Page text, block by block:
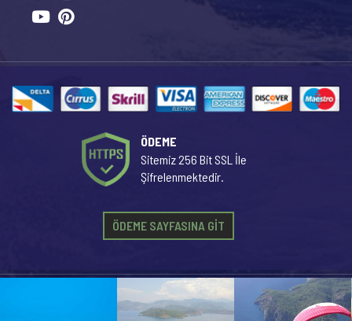
ÖDEME
Sitemiz 256 Bit SSL İle
Şifrelenmektedir.
ÖDEME SAYFASINA GİT